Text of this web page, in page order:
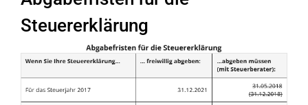
Steuererklärung